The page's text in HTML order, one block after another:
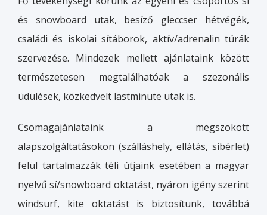
és snowboard utak, besíző gleccser hétvégék,
családi és iskolai sítáborok, aktív/adrenalin túrák
szervezése. Mindezek mellett ajánlataink között
természetesen megtalálhatóak a szezonális
üdülések, közkedvelt lastminute utak is.
Csomagajánlataink a megszokott
alapszolgáltatásokon (szálláshely, ellátás, síbérlet)
felül tartalmazzák téli útjaink esetében a magyar
nyelvű sí/snowboard oktatást, nyáron igény szerint
windsurf, kite oktatást is biztosítunk, továbbá